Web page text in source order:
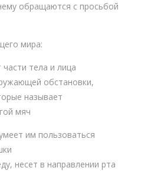
обращаются с просьбой
мира:
тела и лица
обстановки,
называет
мяч
им пользоваться
несет в направлении рта